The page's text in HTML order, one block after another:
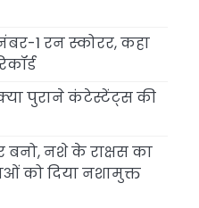
1 रन स्कोरर, कहा
क्या पुराने कंटेस्टेंट्स की
बनो, नशे के राक्षस का
को दिया नशामुक्त